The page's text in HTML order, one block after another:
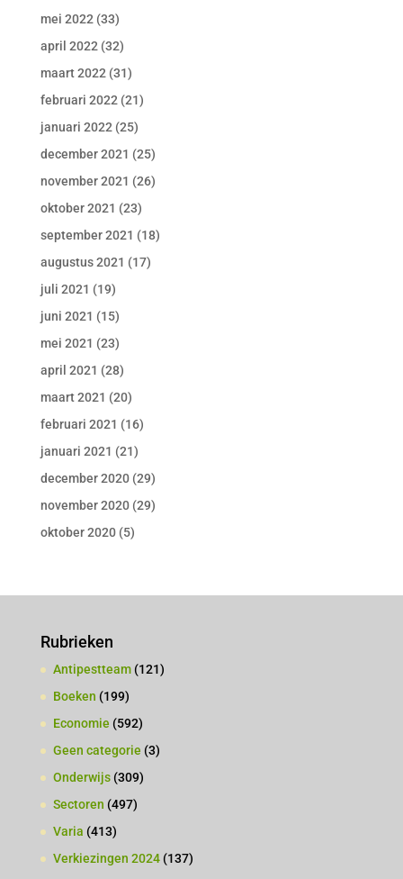
mei 2022 (33)
april 2022 (32)
maart 2022 (31)
februari 2022 (21)
januari 2022 (25)
december 2021 (25)
november 2021 (26)
oktober 2021 (23)
september 2021 (18)
augustus 2021 (17)
juli 2021 (19)
juni 2021 (15)
mei 2021 (23)
april 2021 (28)
maart 2021 (20)
februari 2021 (16)
januari 2021 (21)
december 2020(29)
november 2020(29)
oktober 2020(5)
Rubrieken
Antipestteam(121)
Boeken (199)
Economie (592)
Geen categorie (3)
Onderwijs(309)
Sectoren (497)
Varia (413)
Verkiezingen 2024(137)